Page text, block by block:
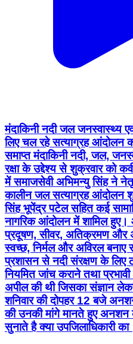
मंदाकिनी नदी जल जनस्वास्थ्य
लिए चल रहे सत्याग्रह आंदोलन
समाप्त मंदाकिनी नदी, जल,
रक्षा के उद्देश्य से शुक्रवार को
में समाजसेवी अभिमन्यु सिंह ने
कालीन जल सत्याग्रह आंदोलन
सिंह भूपेंद्र पटेल सहित कई
नागरिक आंदोलन में शामिल हुए।
प्रदूषण, सीवर, अतिक्रमण और
स्वच्छ, निर्मल और अविरल बनाए
प्रशासन से नदी संरक्षण के लिए
नियमित जांच कराने तथा
अपील की थी जिसका संज्ञान
शनिवार की दोपहर 12 बजे
की उनकी मांगे मानते हुए अनशन
सुनाते है क्या उपजिलाधिकारी